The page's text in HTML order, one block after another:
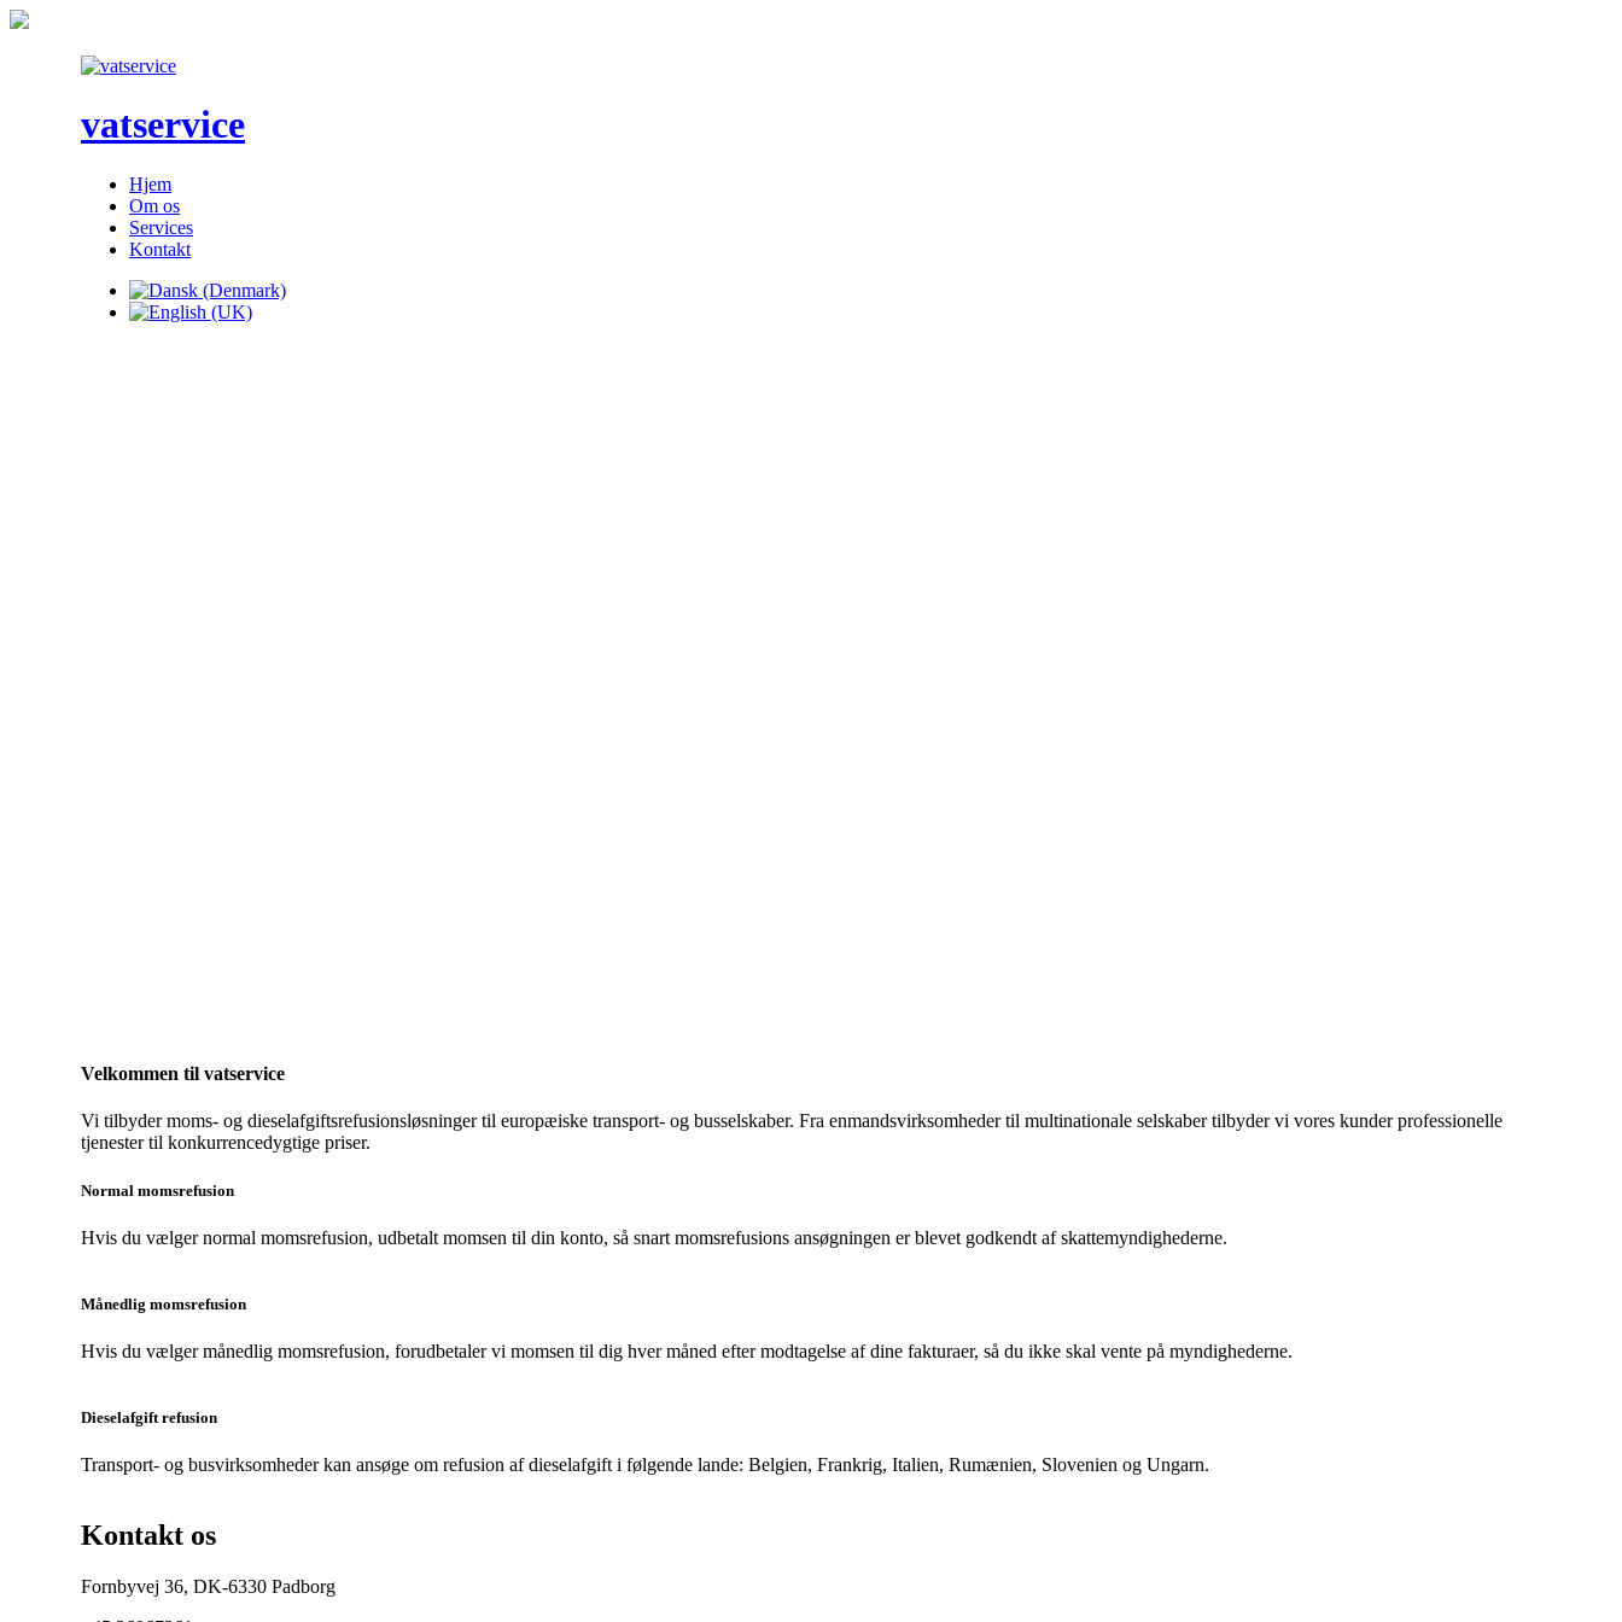
vatservice
Hjem
Om os
Services
Kontakt
Velkommen til vatservice
Vi tilbyder moms- og dieselafgiftsrefusionsløsninger til europæiske transport- og busselskaber. Fra enmandsvirksomheder til multinationale selskaber tilbyder vi vores kunder professionelle
tjenester til konkurrencedygtige priser.
Normal momsrefusion
Hvis du vælger normal momsrefusion, udbetalt momsen til din konto, så snart momsrefusions ansøgningen er blevet godkendt af skattemyndighederne.
Månedlig momsrefusion
Hvis du vælger månedlig momsrefusion, forudbetaler vi momsen til dig hver måned efter modtagelse af dine fakturaer, så du ikke skal vente på myndighederne.
Dieselafgift refusion
Transport- og busvirksomheder kan ansøge om refusion af dieselafgift i følgende lande: Belgien, Frankrig, Italien, Rumænien, Slovenien og Ungarn.
Kontakt os
Fornbyvej 36, DK-6330 Padborg